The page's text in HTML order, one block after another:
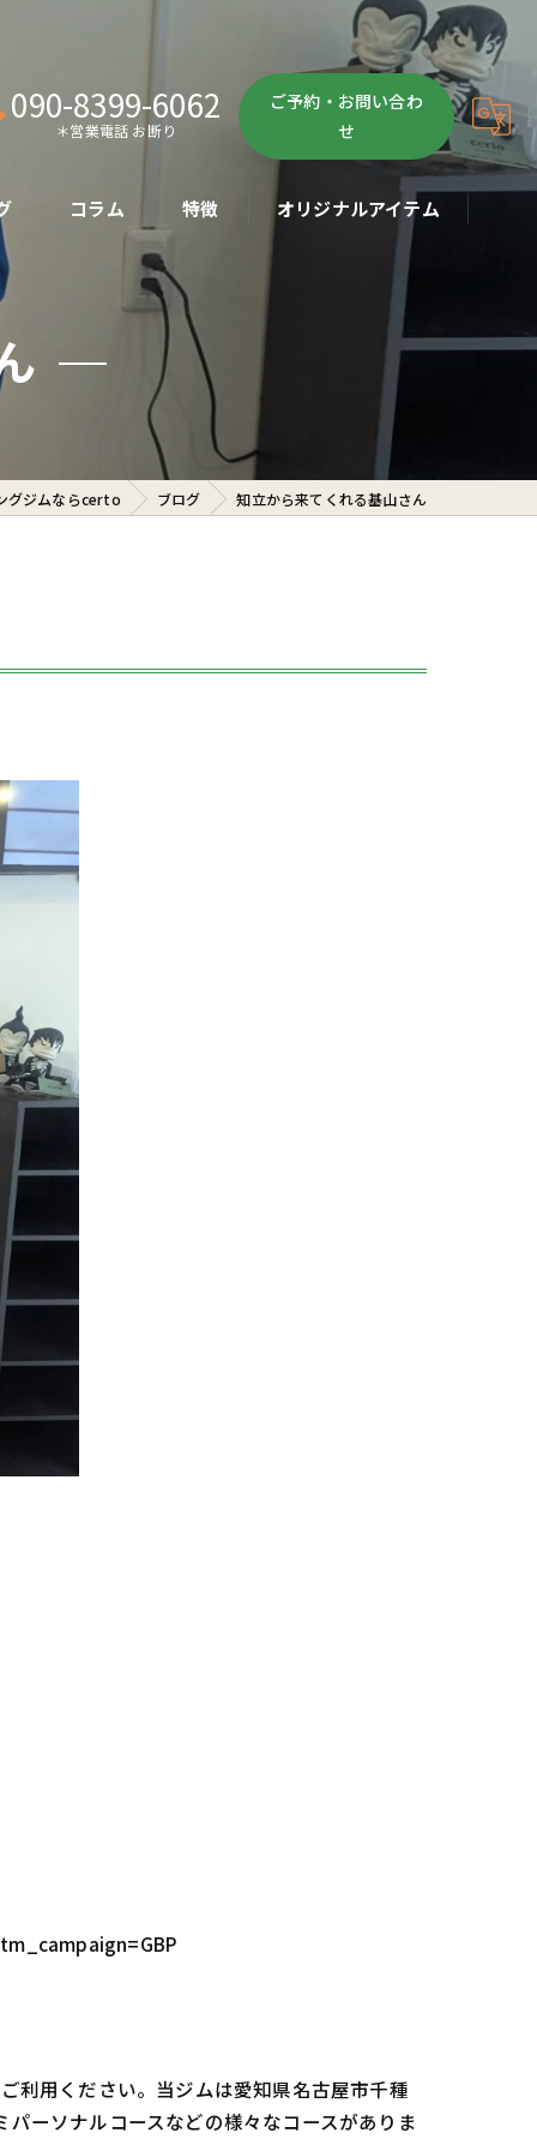
090-8399-6062
＊営業電話 お断り
ご予約・お問い合わ
せ
コラム 特徴
ボクササイズ
パーソナル
ボディメイク
初心者
ダイエット
オリジナルアイテム
グジムならcerto ブログ 知立から来てくれる基山さん
利用ください。当ジムは愛知県名古屋市千種
ーソナルコースなどの様々なコースがありま